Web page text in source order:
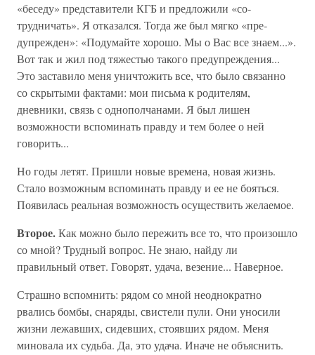
«беседу» представители КГБ и предложили «со­
трудничать». Я отказался. Тогда же был мягко «пре­
дупрежден»: «Подумайте хорошо. Мы о Вас все зна­ем...».
Вот так и жил под тяжестью такого предупреж­дения...
Это заставило меня уничтожить все, что было связанно
со скрытыми фактами: мои письма к родите­лям,
дневники, связь с однополчанами. Я был лишен
возможности вспоминать правду и тем более о ней
говорить...
Но годы летят. Пришли новые времена, новая жизнь.
Стало возможным вспоминать правду и ее не бояться.
Появилась реальная возможность осуще­ствить желаемое.
Второе.Как можно было пережить все то, что про­изошло
со мной? Трудный вопрос. Не знаю, найду ли
правильный ответ. Говорят, удача, везение... Наверное.
Страшно вспомнить: рядом со мной неоднократ­но
рвались бомбы, снаряды, свистели пули. Они уно­сили
жизни лежавших, сидевших, стоявших рядом. Меня
миновала их судьба. Да, это удача. Иначе не объяснить.